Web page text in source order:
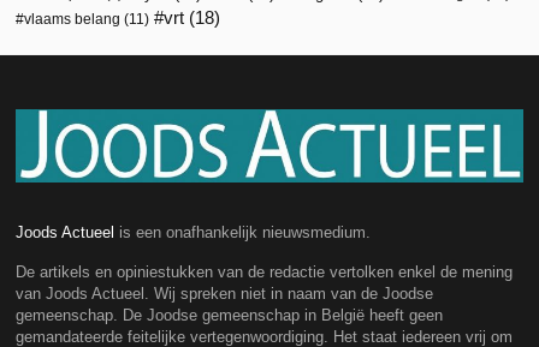
vlaams belang (11) vrt (18)
Joods Actueel is een onafhankelijk nieuwsmedium.
De artikels en opiniestukken van de redactie vertolken enkel de mening
van Joods Actueel. Wij spreken niet in naam van de Joodse
gemeenschap. De Joodse gemeenschap in België heeft geen
gemandateerde feitelijke vertegenwoordiging. Het staat iedereen vrij om